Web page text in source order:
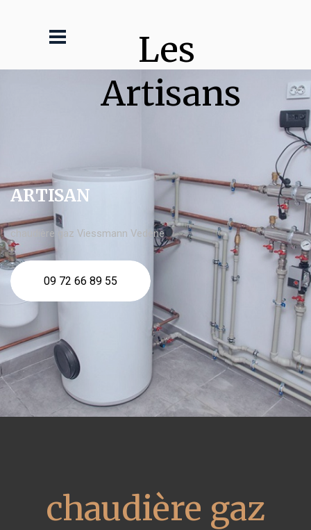
Les
Artisans
ARTISAN
chaudière gaz Viessmann Vedène
09 72 66 89 55
chaudière gaz